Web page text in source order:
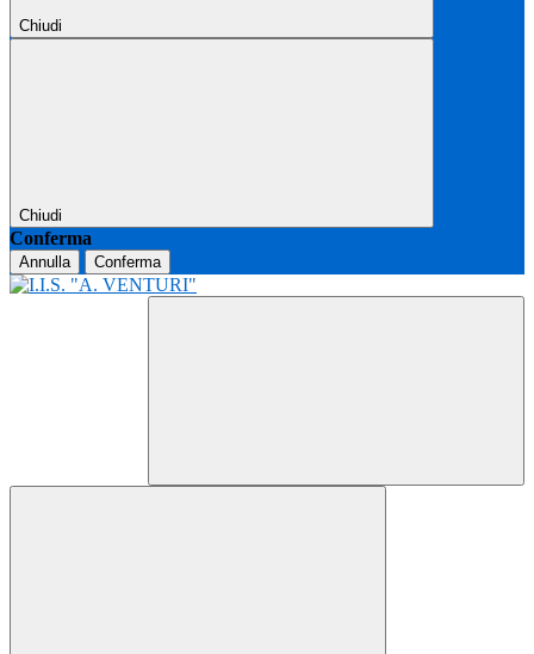
Chiudi
Chiudi
Conferma
Annulla Conferma